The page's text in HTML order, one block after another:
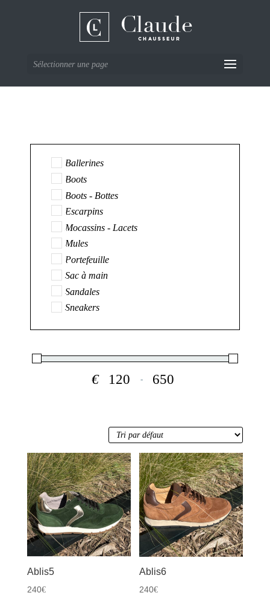
Sélectionner une page
Ballerines
Boots
Boots - Bottes
Escarpins
Mocassins - Lacets
Mules
Portefeuille
Sac à main
Sandales
Sneakers
€
Minimum Price
-
Maximum Price
Ablis5
240€
Ablis6
240€